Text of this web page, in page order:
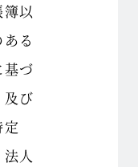
以
る
づ
び
人